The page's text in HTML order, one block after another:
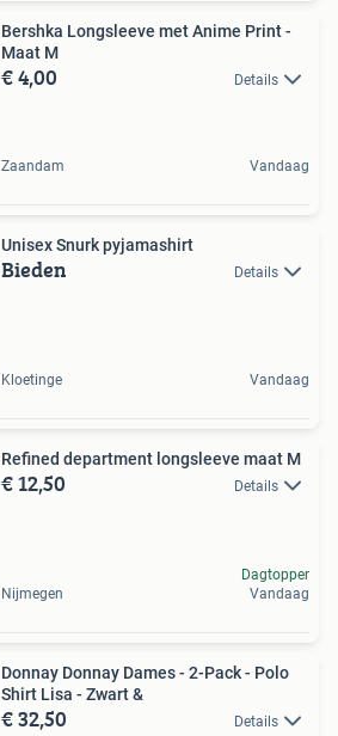
Bershka Longsleeve met Anime Print -
Maat M
€ 4,00 Details
Zaandam Vandaag
Unisex Snurk pyjamashirt
Bieden Details
Kloetinge Vandaag
Refined department longsleeve maat M
€ 12,50 Details
Nijmegen
Dagtopper
Vandaag
Donnay Donnay Dames - 2-Pack - Polo
Shirt Lisa - Zwart &
€ 32,50 Details